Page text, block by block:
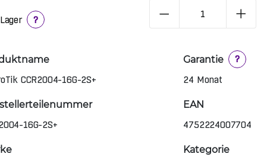
?
CCR2004-16G-2S+
Garantie
?
24 Monat
16G-2S+
EAN
4752224007704
Kategorie